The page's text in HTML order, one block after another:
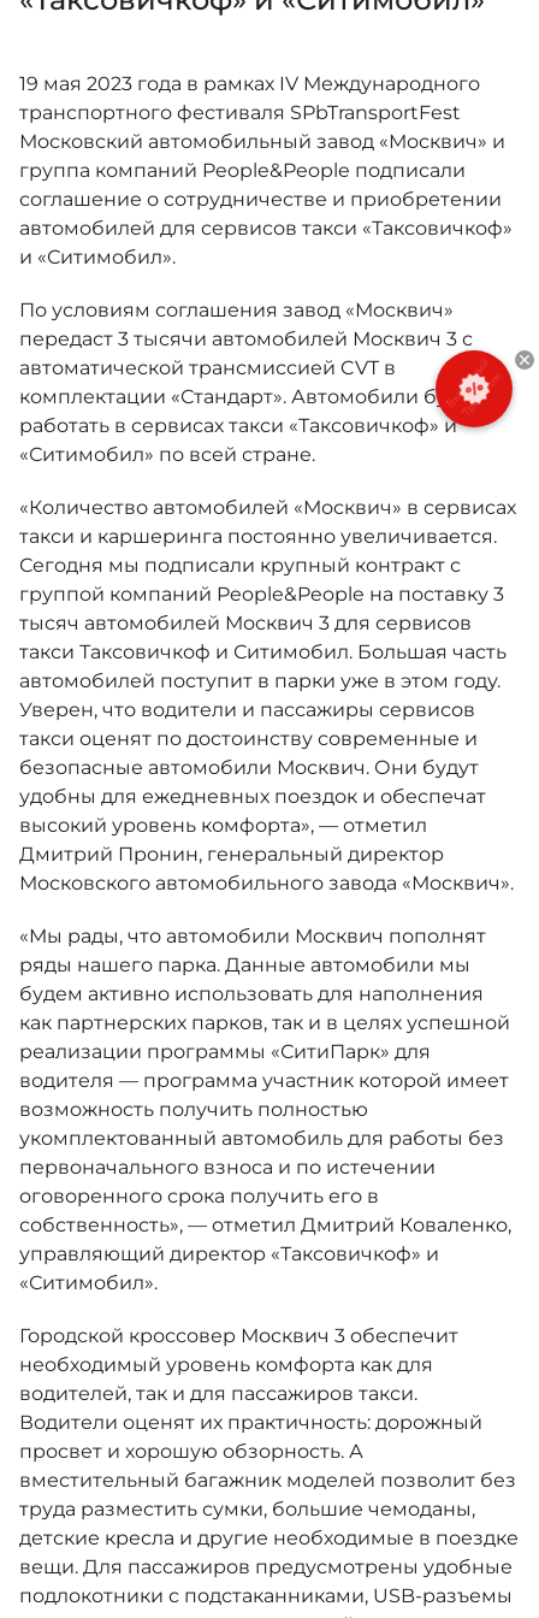
Москвич 6
Москвич 3 с ручным
управлением (РУ)
Кроссовер, создающий равные
Практичный семиместный
кроссовер
от 3 125 000 ₽*
Кредитные программы
Спецпредложения
Калькулятор трейд-ин
Страховые программы
Моторное масло
СЕРВИСНЫЕ АКЦИИ
АКСЕССУАРЫ
19 мая 2023 года в рамках IV Международного
транспортного фестиваля SPbTransportFest
Московский автомобильный завод «Москвич» и
группа компаний People&People подписали
соглашение о сотрудничестве и приобретении
автомобилей для сервисов такси «Таксовичкоф»
и «Ситимобил».
По условиям соглашения завод «Москвич»
передаст 3 тысячи автомобилей Москвич 3 с
автоматической трансмиссией CVT в
комплектации «Стандарт». Автомобили будут
работать в сервисах такси «Таксовичкоф» и
«Ситимобил» по всей стране.
«Количество автомобилей «Москвич» в сервисах
такси и каршеринга постоянно увеличивается.
Сегодня мы подписали крупный контракт с
группой компаний People&People на поставку 3
тысяч автомобилей Москвич 3 для сервисов
такси Таксовичкоф и Ситимобил. Большая часть
автомобилей поступит в парки уже в этом году.
Уверен, что водители и пассажиры сервисов
такси оценят по достоинству современные и
безопасные автомобили Москвич. Они будут
удобны для ежедневных поездок и обеспечат
высокий уровень комфорта», — отметил
Дмитрий Пронин, генеральный директор
Московского автомобильного завода «Москвич».
«Мы рады, что автомобили Москвич пополнят
ряды нашего парка. Данные автомобили мы
будем активно использовать для наполнения
как партнерских парков, так и в целях успешной
реализации программы «СитиПарк» для
водителя — программа участник которой имеет
возможность получить полностью
укомплектованный автомобиль для работы без
первоначального взноса и по истечении
оговоренного срока получить его в
собственность», — отметил Дмитрий Коваленко,
управляющий директор «Таксовичкоф» и
«Ситимобил».
Городской кроссовер Москвич 3 обеспечит
необходимый уровень комфорта как для
водителей, так и для пассажиров такси.
Водители оценят их практичность: дорожный
просвет и хорошую обзорность. А
вместительный багажник моделей позволит без
труда разместить сумки, большие чемоданы,
детские кресла и другие необходимые в поездке
вещи. Для пассажиров предусмотрены удобные
подлокотники с подстаканниками, USB-разъемы